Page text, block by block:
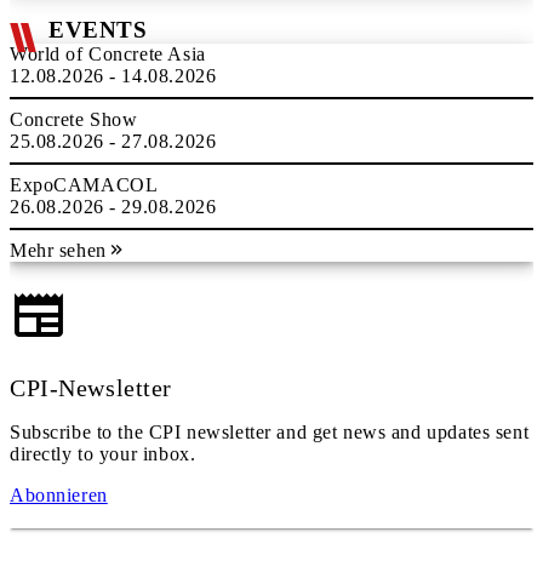
EVENTS
World of Concrete Asia
12.08.2026 - 14.08.2026
Concrete Show
25.08.2026 - 27.08.2026
ExpoCAMACOL
26.08.2026 - 29.08.2026
Mehr sehen
CPI-Newsletter
Subscribe to the CPI newsletter and get news and updates sent
directly to your inbox.
Abonnieren